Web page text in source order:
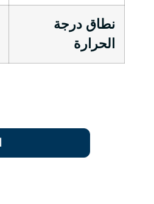
نطاق درجة
الحرارة